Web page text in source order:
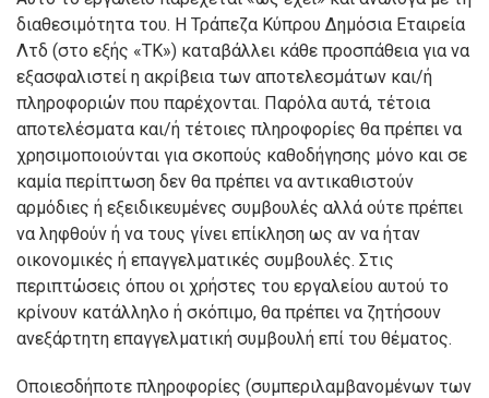
διαθεσιμότητα του. Η Τράπεζα Κύπρου Δημόσια Εταιρεία
Λτδ (στο εξής «ΤΚ») καταβάλλει κάθε προσπάθεια για να
εξασφαλιστεί η ακρίβεια των αποτελεσμάτων και/ή
πληροφοριών που παρέχονται. Παρόλα αυτά, τέτοια
αποτελέσματα και/ή τέτοιες πληροφορίες θα πρέπει να
χρησιμοποιούνται για σκοπούς καθοδήγησης μόνο και σε
καμία περίπτωση δεν θα πρέπει να αντικαθιστούν
αρμόδιες ή εξειδικευμένες συμβουλές αλλά ούτε πρέπει
να ληφθούν ή να τους γίνει επίκληση ως αν να ήταν
οικονομικές ή επαγγελματικές συμβουλές. Στις
περιπτώσεις όπου οι χρήστες του εργαλείου αυτού το
κρίνουν κατάλληλο ή σκόπιμο, θα πρέπει να ζητήσουν
ανεξάρτητη επαγγελματική συμβουλή επί του θέματος.
Οποιεσδήποτε πληροφορίες (συμπεριλαμβανομένων των